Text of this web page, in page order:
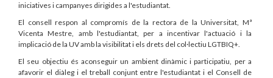
iniciatives i campanyes dirigides a l'estudiantat.
El consell respon al compromís de la rectora de la Universitat, Mª
Vicenta Mestre, amb l'estudiantat, per a incentivar l'actuació i la
implicació de la UV amb la visibilitat i els drets del col·lectiu LGTBIQ+.
El seu objectiu és aconseguir un ambient dinàmic i participatiu, per a
afavorir el diàleg i el treball conjunt entre l'estudiantat i el Consell de